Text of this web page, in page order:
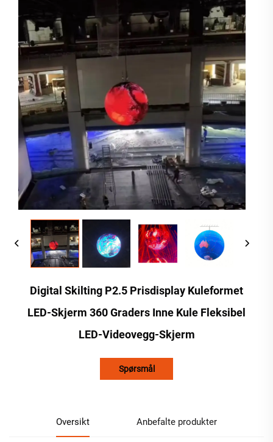
Digital Skilting P2.5 Prisdisplay Kuleformet
LED-Skjerm 360 Graders Inne Kule Fleksibel
LED-Videovegg-Skjerm
Spørsmål
Oversikt Anbefalte produkter